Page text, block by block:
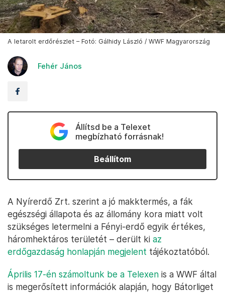
A letarolt erdőrészlet – Fotó: Gálhidy László / WWF Magyarország
Fehér János
Állítsd be a Telexet
megbízható forrásnak!
Beállítom
A Nyírerdő Zrt. szerint a jó makktermés, a fák
egészségi állapota és az állomány kora miatt volt
szükséges letermelni a Fényi-erdő egyik értékes,
háromhektáros területét – derült ki az
erdőgazdaság honlapján megjelent tájékoztatóból.
Április 17-én számoltunk be a Telexen is a WWF által
is megerősített információk alapján, hogy Bátorliget